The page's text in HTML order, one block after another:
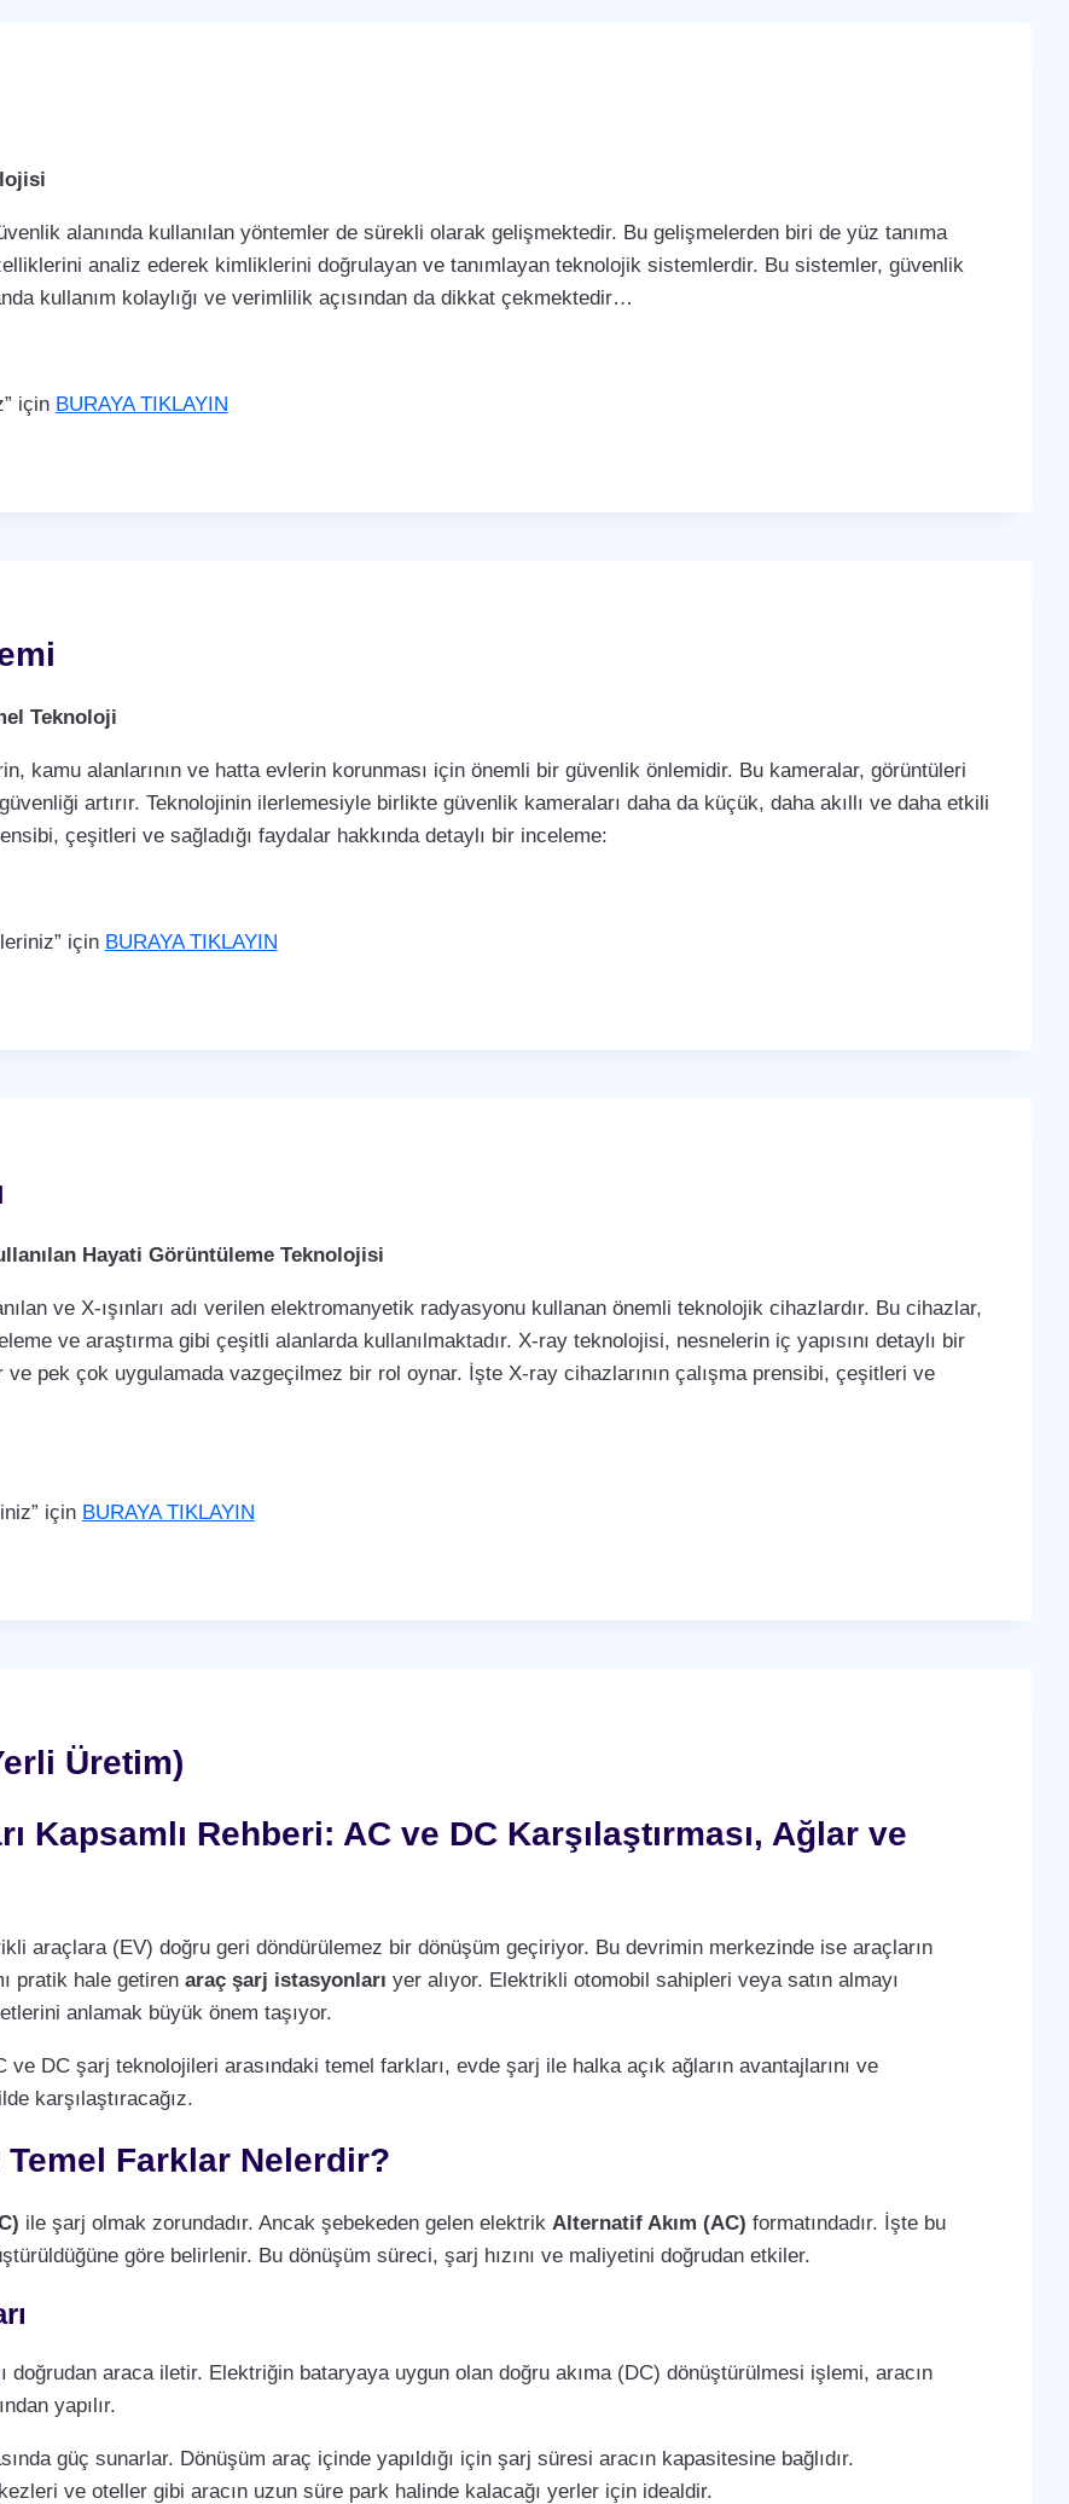
alanında kullanılan yöntemler de sürekli olarak gelişmektedir. Bu gelişmelerden biri de yüz tanıma
analiz ederek kimliklerini doğrulayan ve tanımlayan teknolojik sistemlerdir. Bu sistemler, güvenlik
kullanım kolaylığı ve verimlilik açısından da dikkat çekmektedir…
için BURAYA TIKLAYIN
Teknoloji
kamu alanlarının ve hatta evlerin korunması için önemli bir güvenlik önlemidir. Bu kameralar, görüntüleri
artırır. Teknolojinin ilerlemesiyle birlikte güvenlik kameraları daha da küçük, daha akıllı ve daha etkili
çeşitleri ve sağladığı faydalar hakkında detaylı bir inceleme:
için BURAYA TIKLAYIN
Hayati Görüntüleme Teknolojisi
ve X-ışınları adı verilen elektromanyetik radyasyonu kullanan önemli teknolojik cihazlardır. Bu cihazlar,
ve araştırma gibi çeşitli alanlarda kullanılmaktadır. X-ray teknolojisi, nesnelerin iç yapısını detaylı bir
pek çok uygulamada vazgeçilmez bir rol oynar. İşte X-ray cihazlarının çalışma prensibi, çeşitleri ve
için BURAYA TIKLAYIN
Üretim)
Rehberi: AC ve DC Karşılaştırması, Ağlar ve
araçlara (EV) doğru geri döndürülemez bir dönüşüm geçiriyor. Bu devrimin merkezinde ise araçların
pratik hale getiren araç şarj istasyonları yer alıyor. Elektrikli otomobil sahipleri veya satın almayı
anlamak büyük önem taşıyor.
ve DC şarj teknolojileri arasındaki temel farkları, evde şarj ile halka açık ağların avantajlarını ve
karşılaştıracağız.
Farklar Nelerdir?
ile şarj olmak zorundadır. Ancak şebekeden gelen elektrik Alternatif Akım (AC) formatındadır. İşte bu
göre belirlenir. Bu dönüşüm süreci, şarj hızını ve maliyetini doğrudan etkiler.
doğrudan araca iletir. Elektriğin bataryaya uygun olan doğru akıma (DC) dönüştürülmesi işlemi, aracın
yapılır.
güç sunarlar. Dönüşüm araç içinde yapıldığı için şarj süresi aracın kapasitesine bağlıdır.
ve oteller gibi aracın uzun süre park halinde kalacağı yerler için idealdir.